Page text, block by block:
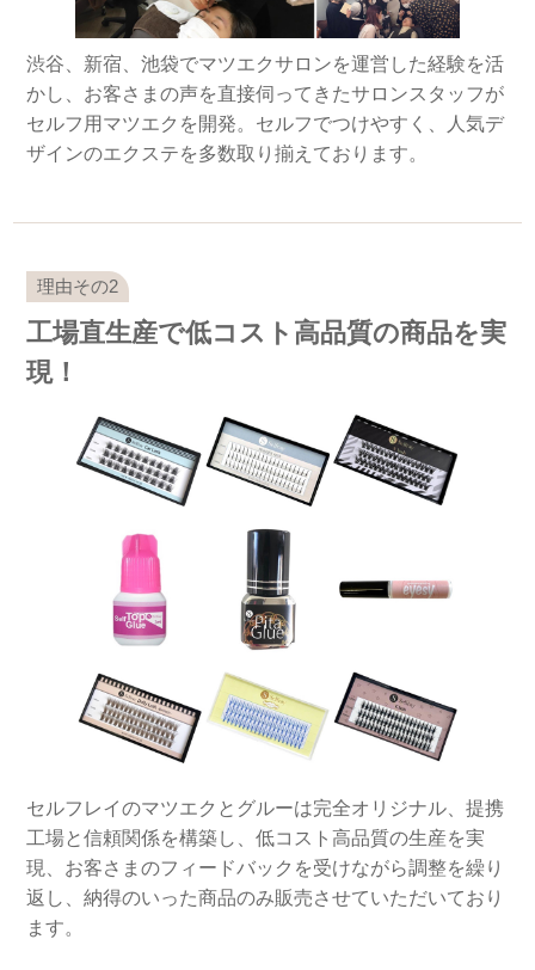
渋谷、新宿、池袋でマツエクサロンを運営した経験を活
かし、お客さまの声を直接伺ってきたサロンスタッフが
セルフ用マツエクを開発。セルフでつけやすく、人気デ
ザインのエクステを多数取り揃えております。
工場直生産で低コスト高品質の商品を実
現！
セルフレイのマツエクとグルーは完全オリジナル、提携
工場と信頼関係を構築し、低コスト高品質の生産を実
現、お客さまのフィードバックを受けながら調整を繰り
返し、納得のいった商品のみ販売させていただいており
ます。